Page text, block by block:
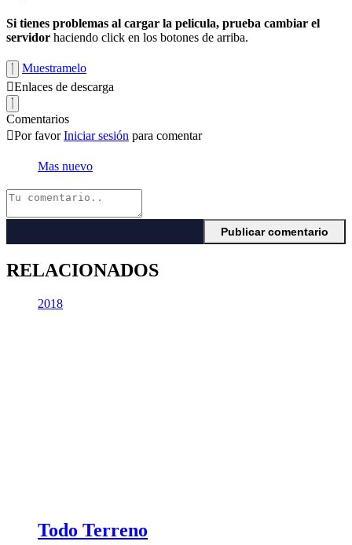
Si tienes problemas al cargar la pelicula, prueba cambiar el
servidor haciendo click en los botones de arriba.
Muestramelo
Enlaces de descarga
Comentarios
Por favorIniciar sesión para comentar
Mas nuevo
RELACIONADOS
2018
Todo Terreno